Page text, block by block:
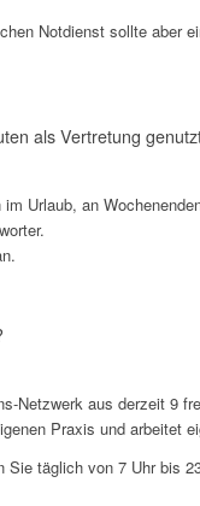
Notdienst sollte aber
als Vertretung
Urlaub, an
Netzwerk aus derzeit 9
Praxis und arbeitet
täglich von 7 Uhr bis